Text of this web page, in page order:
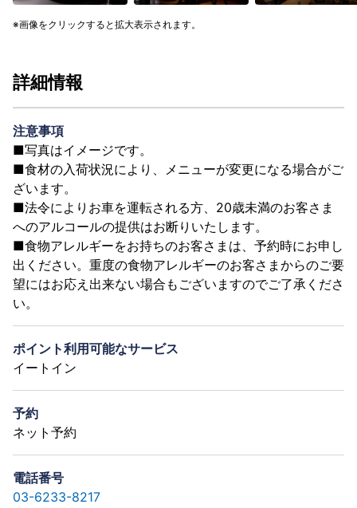
画像をクリックすると拡大表示されます。
詳細情報
注意事項
■写真はイメージです。
■食材の入荷状況により、メニューが変更になる場合がご
ざいます。
■法令によりお車を運転される方、20歳未満のお客さま
へのアルコールの提供はお断りいたします。
■食物アレルギーをお持ちのお客さまは、予約時にお申し
出ください。重度の食物アレルギーのお客さまからのご要
望にはお応え出来ない場合もございますのでご了承くださ
い。
ポイント利用可能なサービス
イートイン
予約
ネット予約
電話番号
03-6233-8217